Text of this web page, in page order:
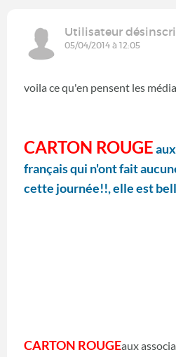
Utilisateur
05/04/2014 à 12:05
voila ce qu'en pensent les
CARTON ROUGE
français qui n'ont fait
cette journée!!,elle est
CARTON ROUGEaux